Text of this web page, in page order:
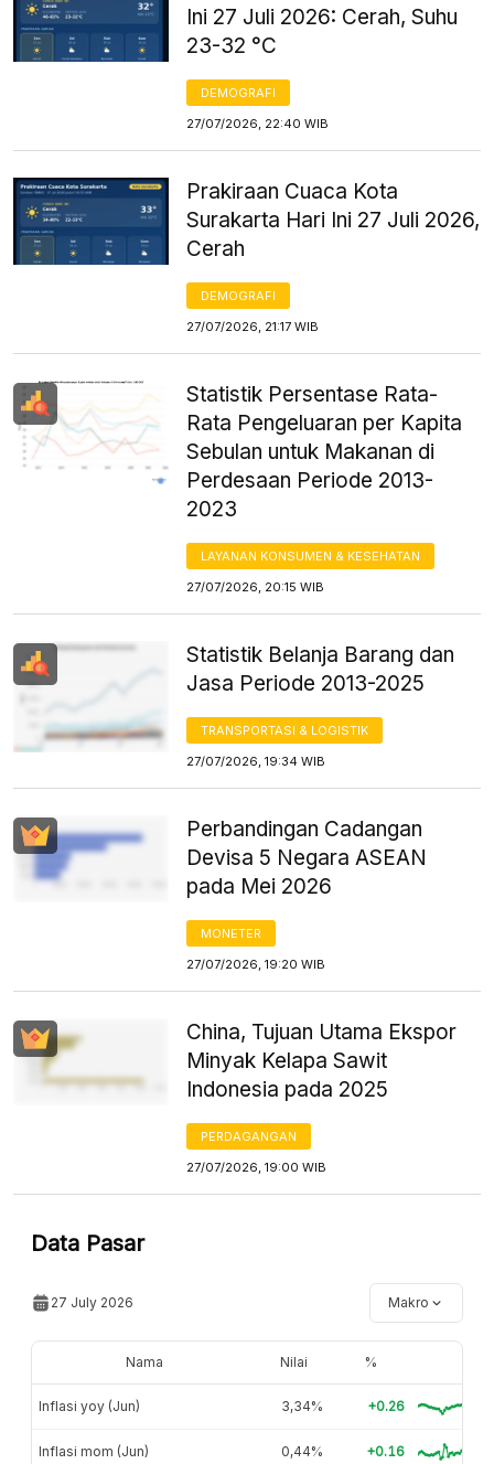
Ini 27 Juli 2026: Cerah, Suhu
23-32 °C
DEMOGRAFI
27/07/2026, 22:40 WIB
Prakiraan Cuaca Kota
Surakarta Hari Ini 27 Juli 2026,
Cerah
DEMOGRAFI
27/07/2026, 21:17 WIB
Statistik Persentase Rata-
Rata Pengeluaran per Kapita
Sebulan untuk Makanan di
Perdesaan Periode 2013-
2023
LAYANAN KONSUMEN & KESEHATAN
27/07/2026, 20:15 WIB
Statistik Belanja Barang dan
Jasa Periode 2013-2025
TRANSPORTASI & LOGISTIK
27/07/2026, 19:34 WIB
Perbandingan Cadangan
Devisa 5 Negara ASEAN
pada Mei 2026
MONETER
27/07/2026, 19:20 WIB
China, Tujuan Utama Ekspor
Minyak Kelapa Sawit
Indonesia pada 2025
PERDAGANGAN
27/07/2026, 19:00 WIB
Data Pasar
27 July 2026 Makro
Nama Nilai %
Inflasi yoy (Jun) 3,34% +0.26
Inflasi mom (Jun) 0,44% +0.16